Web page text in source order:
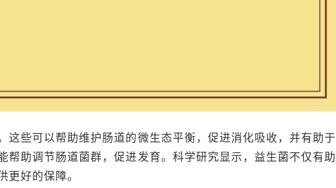
这些可以帮助维护肠道的微生态平衡，促进消化吸收，并有助于
帮助调节肠道菌群，促进发育。科学研究显示，益生菌不仅有助
好的保障。